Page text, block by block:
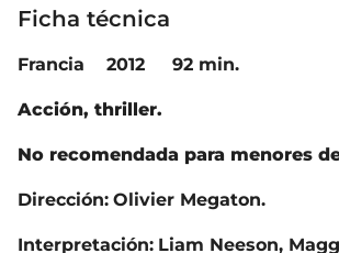
Ficha técnica
Francia 2012 92 min.
Acción, thriller.
No recomendada para menores
Dirección: Olivier Megaton.
Interpretación: Liam Neeson,